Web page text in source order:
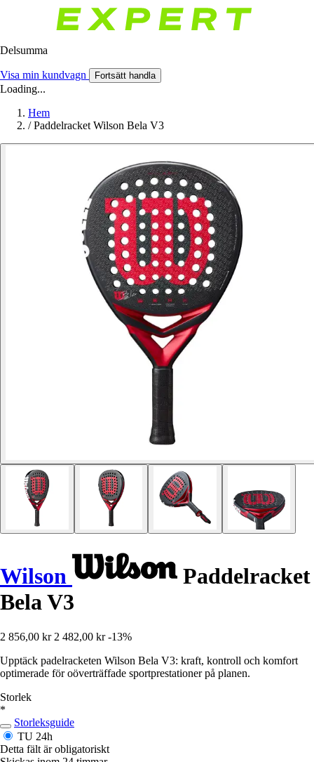
Delsumma
Visa min kundvagn Fortsätt handla
Loading...
Hem
/ Paddelracket Wilson Bela V3
Wilson
Paddelracket
Bela V3
2 856,00 kr 2 482,00 kr -13%
Upptäck padelracketen Wilson Bela V3: kraft, kontroll och komfort
optimerade för oöverträffade sportprestationer på planen.
Storlek
*
Storleksguide
TU 24h
Detta fält är obligatoriskt